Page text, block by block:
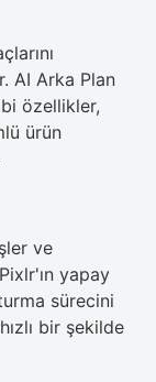
AI Arka Plan
özellikler,
ürün
ve
yapay
sürecini
bir şekilde